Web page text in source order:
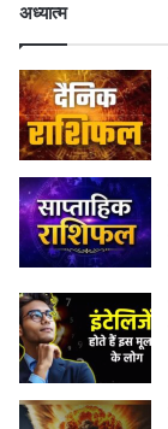
अध्यात्म